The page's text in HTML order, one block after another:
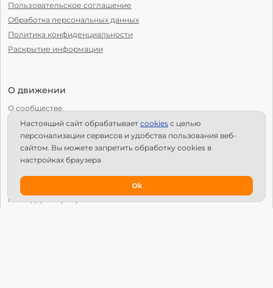
Пользовательское соглашение
Обработка персональных данных
Политика конфиденциальности
Раскрытие информации
О движении
О сообществе
С чего начать?
Структура Х10
Как стать региональным лидером?
Календарь мероприятий
Настоящий сайт обрабатывает сookies с целью
персонализации сервисов и удобства пользования веб-
сайтом. Вы можете запретить обработку сookies в
настройках браузера
Ok